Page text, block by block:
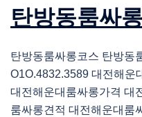
탄방동룸싸
탄방동룸싸롱코스 탄방동
O1O.4832.3589 대전해운
대전해운대룸싸롱가격 대
룸싸롱견적 대전해운대룸